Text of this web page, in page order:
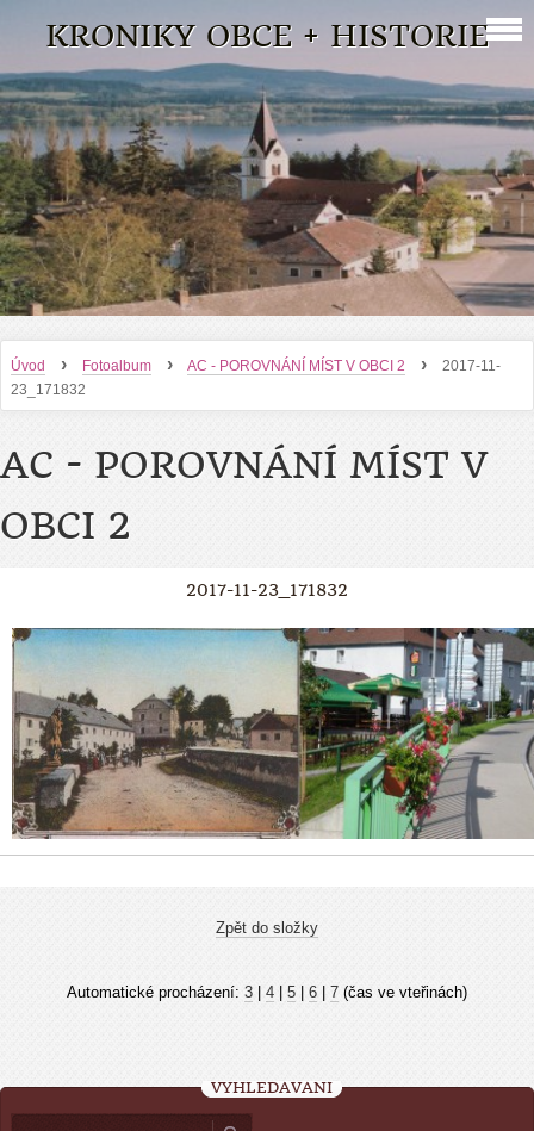
KRONIKY OBCE + HISTORIE
Úvod › Fotoalbum › AC - POROVNÁNÍ MÍST V OBCI 2 ›
2017-11-
23_171832
AC - POROVNÁNÍ MÍST V
OBCI 2
2017-11-23_171832
Zpět do složky
Automatické procházení: 3 4 5 6 7 (čas ve vteřinách)
VYHLEDÁVÁNÍ